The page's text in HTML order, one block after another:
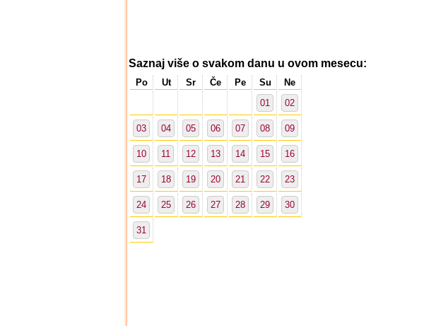
Saznaj više o svakom danu u ovom mesecu:
Po Ut Sr Če Pe Su
Ne
01
02
03 04 05 06 07 08 09
10 11 12 13 14 15 16
17 18 19 20 21 22 23
24 25 26 27 28 29 30
31